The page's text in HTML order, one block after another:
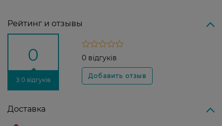
Рейтинг и отзывы
0
З 0 відгуків
0 відгуків
Доставка